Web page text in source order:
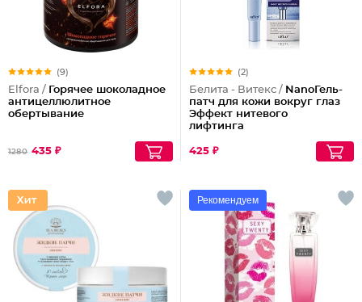
(9)
Elfora / Горячее шоколадное
антицеллюлитное
обертывание
1280 435 ₽
(2)
Белита - Витекс / NanoГель-
патч для кожи вокруг глаз
Эффект нитевого
лифтинга
425 ₽
Рекомендуем